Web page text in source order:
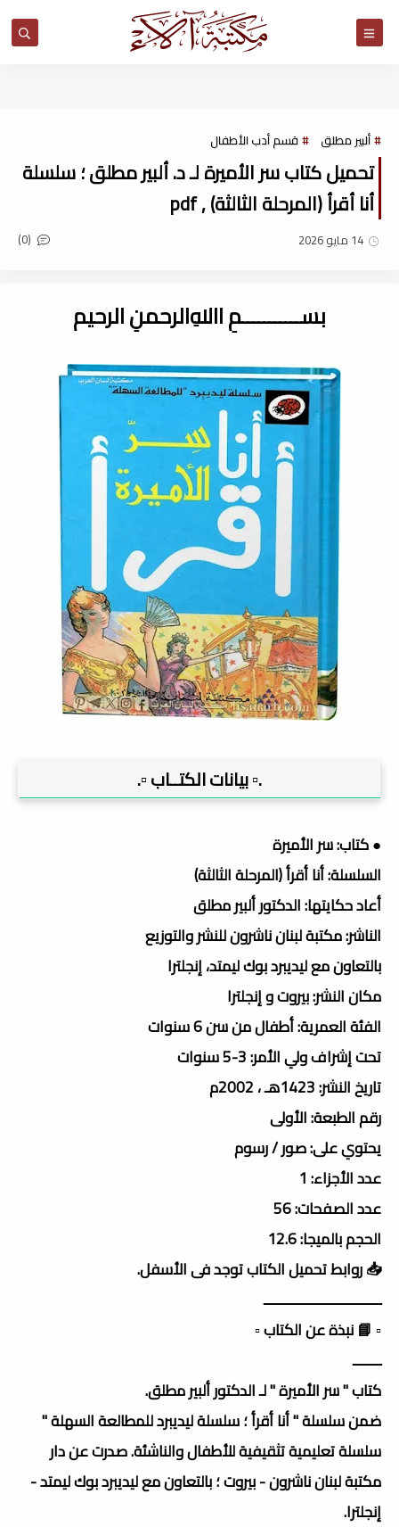
ألبير مطلق قسم أدب الأطفال
تحميل كتاب سر الأميرة لـ د. ألبير مطلق ؛ سلسلة
أنا أقرأ (المرحلة الثالثة) , pdf
14 مايو 2026 (0)
بســـــــــــمِ اﷲِالرحمنِ الرحيم
.▫️ بيانات الكتــاب ▫️.
● كتاب: سر الأميرة
السلسلة: أنا أقرأ (المرحلة الثالثة)
أعاد حكايتها: الدكتور ألبير مطلق
الناشر: مكتبة لبنان ناشرون للنشر والتوزيع
بالتعاون مع ليديبرد بوك ليمتد، إنجلترا
مكان النشر: بيروت و إنجلترا
الفئة العمرية: أطفال من سن 6 سنوات
تحت إشراف ولي الأمر: 3-5 سنوات
تاريخ النشر: 1423هـ ، 2002م
رقم الطبعة: الأولى
يحتوي على: صور / رسوم
عدد الأجزاء: 1
عدد الصفحات: 56
الحجم بالميجا: 12.6
📥 روابط تحميل الكتاب توجد فى الأسفل.
ـــــــــــــــــــــــــــــــــ
▫️ 📘 نبذة عن الكتاب ▫️
ــــــــ
كتاب " سر الأميرة " لـ الدكتور ألبير مطلق.
ضمن سلسلة " أنا أقرأ ؛ سلسلة ليديبرد للمطالعة السهلة "
سلسلة تعليمية تثقيفية للأطفال والناشئة. صدرت عن دار
مكتبة لبنان ناشرون - بيروت ؛ بالتعاون مع ليديبرد بوك ليمتد -
إنجلترا.